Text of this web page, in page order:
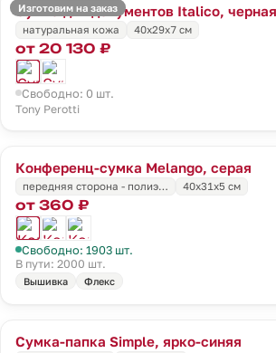
Изготовим на заказ
Сумка для документов Italico, черная
натуральная кожа
40х29х7 см
от 20 130 ₽
Свободно: 0 шт.
Tony Perotti
Конференц-сумка Melango, серая
передняя сторона - полиэ…
40x31x5 см
от 360 ₽
Свободно: 1903 шт.
В пути: 2000 шт.
Вышивка Флекс
Сумка-папка Simple, ярко-синяя